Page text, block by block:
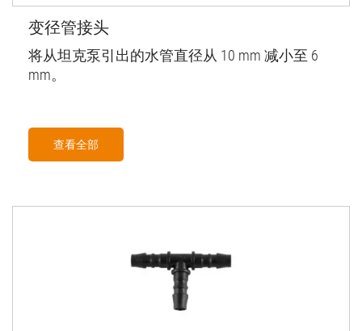
变径管接头
将从坦克泵引出的水管直径从 10 mm 减小至 6
mm。
查看全部